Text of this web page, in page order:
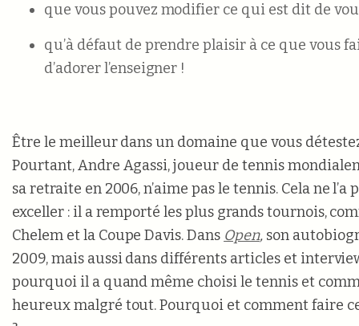
que vous pouvez modifier ce qui est dit de
qu’à défaut de prendre plaisir à ce que vous
d’adorer l’enseigner !
Être le meilleur dans un domaine que vous
Pourtant, Andre Agassi, joueur de tennis
sa retraite en 2006, n’aime pas le tennis. Cela ne l’a
exceller : il a remporté les plus grands tournois,
Chelem et la Coupe Davis. Dans Open, son
2009, mais aussi dans différents articles et
pourquoi il a quand même choisi le tennis et
heureux malgré tout. Pourquoi et comment faire